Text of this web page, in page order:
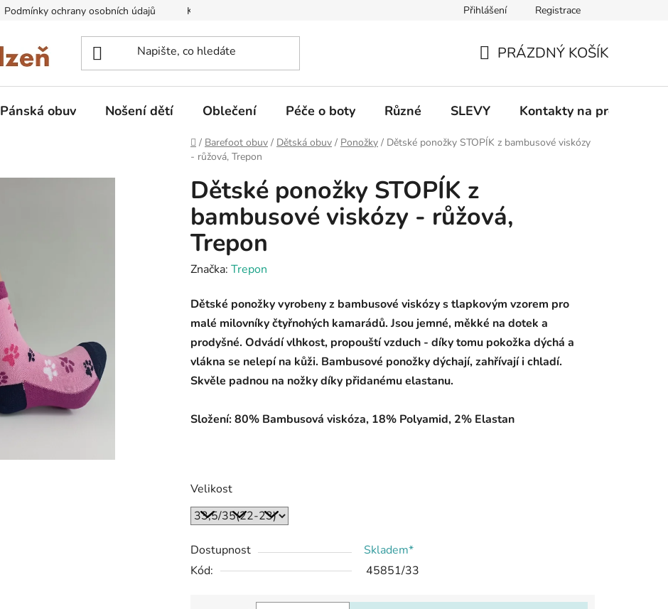
Podmínky ochrany osobních údajů Kontakty na prodejny Informace k on-line platbám Odstoupení od
Přihlášení Registrace
KOŠÍK
PRÁZDNÝ KOŠÍK
Pánská obuv Nošení dětí Oblečení Péče o boty Různé SLEVY Kontakty na prodejny
Domů
/ Barefoot obuv / Dětská obuv / Ponožky / Dětské ponožky STOPÍK z bambusové viskózy
- růžová, Trepon
Dětské ponožky STOPÍK z
bambusové viskózy - růžová,
Trepon
Značka: Trepon
Dětské ponožky vyrobeny z bambusové viskózy s tlapkovým vzorem pro
malé milovníky čtyřnohých kamarádů. Jsou jemné, měkké na dotek a
prodyšné. Odvádí vlhkost, propouští vzduch - díky tomu pokožka dýchá a
vlákna se nelepí na kůži. Bambusové ponožky dýchají, zahřívají i chladí.
Skvěle padnou na nožky díky přidanému elastanu.
Složení: 80% Bambusová viskóza, 18% Polyamid, 2% Elastan
Velikost
Dostupnost
Skladem*
Kód:
45851/33